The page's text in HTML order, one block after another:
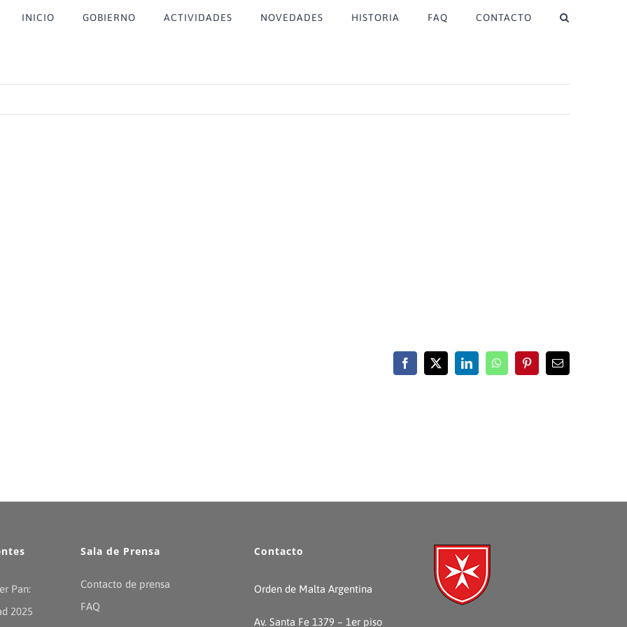
INICIO GOBIERNO ACTIVIDADES NOVEDADES HISTORIA FAQ CONTACTO
Facebook
X LinkedInWhatsAppPinterestEmail
Pan:
2025
Sala de Prensa
Contacto de prensa
FAQ
Contacto
Orden de Malta Argentina
Av. Santa Fe 1379 – 1er piso